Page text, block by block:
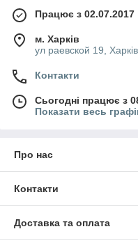
Працює з 02.07.2017
м. Харків
ул раевской 19,
Контакти
Сьогодні працює з
Показати весь
Про нас
Контакти
Доставка та оплата